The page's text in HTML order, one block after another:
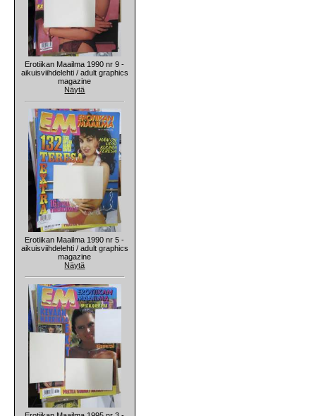
Erotiikan Maailma 1990 nr 9 -
aikuisviihdelehti / adult graphics
magazine
Näytä
Erotiikan Maailma 1990 nr 5 -
aikuisviihdelehti / adult graphics
magazine
Näytä